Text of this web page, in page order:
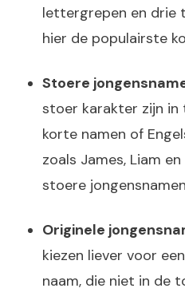
lettergrepen en drie
hier de populairste
Stoere
stoer karakter zijn in
korte namen of
zoals James, Liam
stoere
Originele
kiezen liever voor
naam, die niet in de